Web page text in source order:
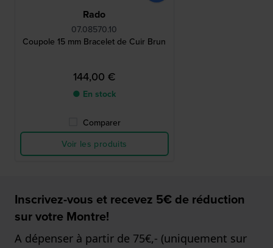
Rado
07.08570.10
Coupole 15 mm Bracelet de Cuir Brun
144,00 €
● En stock
Comparer
Voir les produits
Inscrivez-vous et recevez 5€ de réduction
sur votre Montre!
A dépenser à partir de 75€,- (uniquement sur